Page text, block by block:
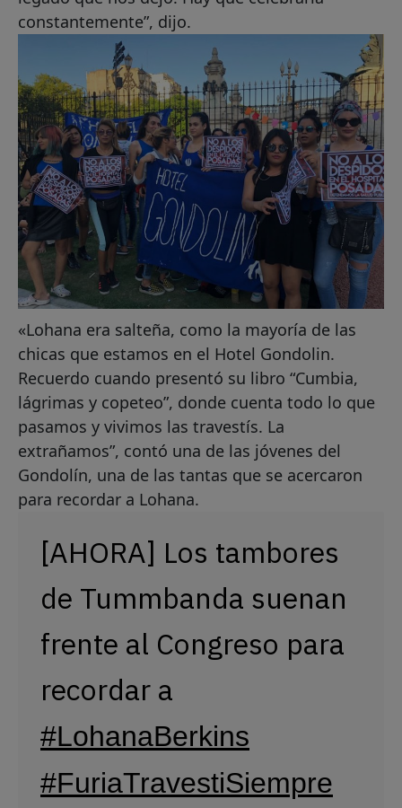
constantemente”, dijo.
«Lohana era salteña, como la mayoría de las
chicas que estamos en el Hotel Gondolin.
Recuerdo cuando presentó su libro “Cumbia,
lágrimas y copeteo”, donde cuenta todo lo que
pasamos y vivimos las travestís. La
extrañamos”, contó una de las jóvenes del
Gondolín, una de las tantas que se acercaron
para recordar a Lohana.
[AHORA] Los tambores
de Tummbanda suenan
frente al Congreso para
recordar a
#LohanaBerkins
#FuriaTravestiSiempre